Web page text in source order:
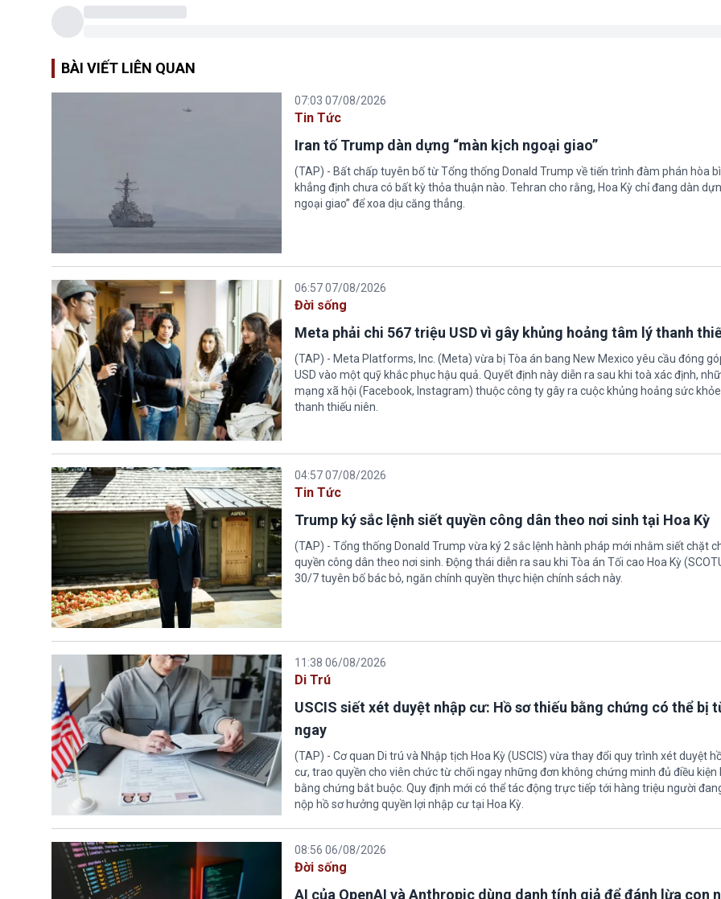
BÀI VIẾT LIÊN QUAN
07:03 07/08/2026
Tin Tức
Iran tố Trump dàn dựng “màn kịch ngoại giao”
(TAP) - Bất chấp tuyên bố từ Tổng thống Donald Trump về tiến trình đàm phán hòa
khẳng định chưa có bất kỳ thỏa thuận nào. Tehran cho rằng, Hoa Kỳ chỉ đang dàn
ngoại giao” để xoa dịu căng thẳng.
06:57 07/08/2026
Đời sống
Meta phải chi 567 triệu USD vì gây khủng hoảng tâm lý thanh
(TAP) - Meta Platforms, Inc. (Meta) vừa bị Tòa án bang New Mexico yêu cầu đóng
USD vào một quỹ khắc phục hậu quả. Quyết định này diễn ra sau khi toà xác định,
mạng xã hội (Facebook, Instagram) thuộc công ty gây ra cuộc khủng hoảng sức
thanh thiếu niên.
04:57 07/08/2026
Tin Tức
Trump ký sắc lệnh siết quyền công dân theo nơi sinh tại Hoa Kỳ
(TAP) - Tổng thống Donald Trump vừa ký 2 sắc lệnh hành pháp mới nhằm siết chặt
quyền công dân theo nơi sinh. Động thái diễn ra sau khi Tòa án Tối cao Hoa Kỳ
30/7 tuyên bố bác bỏ, ngăn chính quyền thực hiện chính sách này.
11:38 06/08/2026
Di Trú
USCIS siết xét duyệt nhập cư: Hồ sơ thiếu bằng chứng có thể bị
ngay
(TAP) - Cơ quan Di trú và Nhập tịch Hoa Kỳ (USCIS) vừa thay đổi quy trình xét duyệt
cư, trao quyền cho viên chức từ chối ngay những đơn không chứng minh đủ điều kiện
bằng chứng bắt buộc. Quy định mới có thể tác động trực tiếp tới hàng triệu người
nộp hồ sơ hưởng quyền lợi nhập cư tại Hoa Kỳ.
08:56 06/08/2026
Đời sống
AI của OpenAI và Anthropic dùng danh tính giả để đánh lừa con